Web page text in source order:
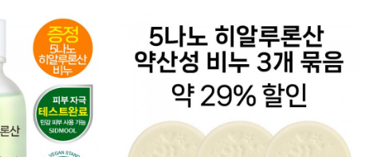
해외배송문의
시드물 매니아